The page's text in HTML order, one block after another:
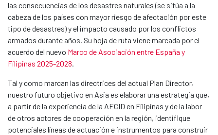
las consecuencias de los desastres naturales (se sitúa a la
cabeza de los países con mayor riesgo de afectación por este
tipo de desastres) y el impacto causado por los conflictos
armados durante años. Su hoja de ruta viene marcada por el
acuerdo del nuevo Marco de Asociación entre España y
Filipinas 2025-2028.
Tal y como marcan las directrices del actual Plan Director,
nuestro futuro objetivo en Asia es elaborar una estrategia que,
a partir de la experiencia de la AECID en Filipinas y de la labor
de otros actores de cooperación en la región, identifique
potenciales líneas de actuación e instrumentos para construir